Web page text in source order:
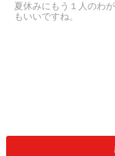
夏休みにもう１人のわ
もいいですね。